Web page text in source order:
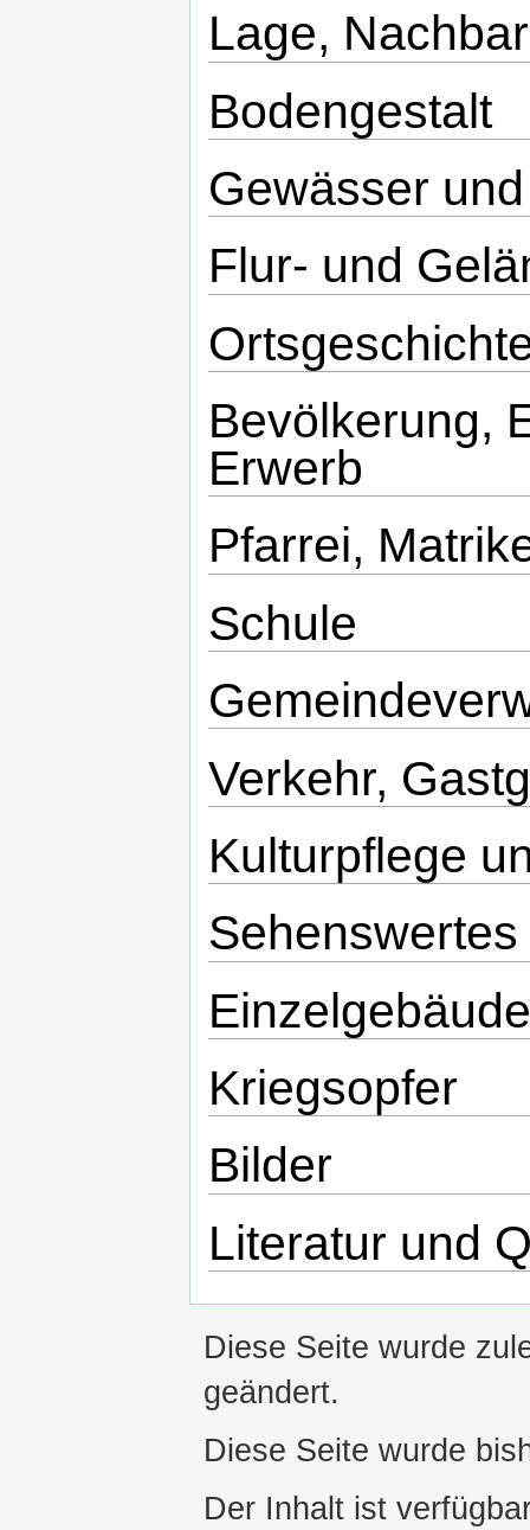
Lage,
Bodengestalt
Gewässer
Flur- und
Bevölkerung,
Erwerb
Pfarrei,
Schule
Verkehr,
Kulturpflege
Sehenswertes
Kriegsopfer
Bilder
Literatur und
Diese Seite wurde
geändert.
Diese Seite wurde
Der Inhalt ist